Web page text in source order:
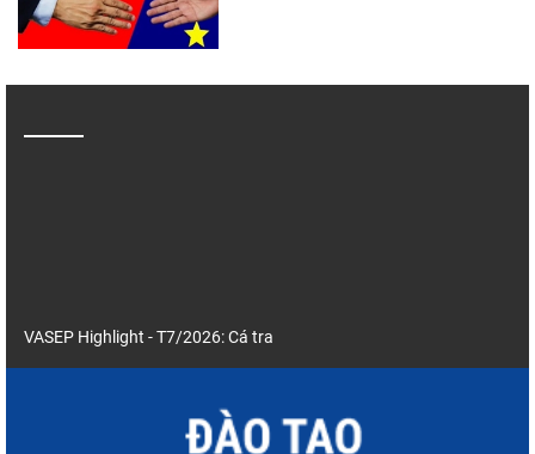
VASEP Highlight - T7/2026: Cá tra